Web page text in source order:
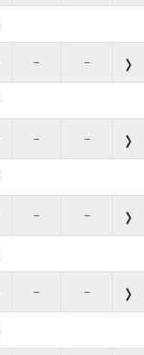
– –
– –
– –
– –